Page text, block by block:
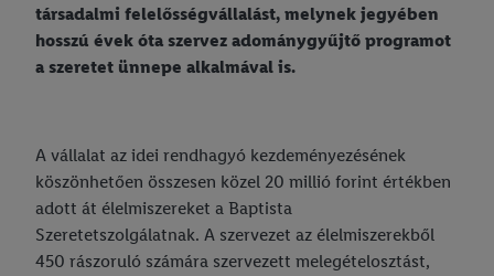
társadalmi felelősségvállalást, melynek jegyében
hosszú évek óta szervez adománygyűjtő programot
a szeretet ünnepe alkalmával is.
A vállalat az idei rendhagyó kezdeményezésének
köszönhetően összesen közel 20 millió forint értékben
adott át élelmiszereket a Baptista
Szeretetszolgálatnak. A szervezet az élelmiszerekből
450 rászoruló számára szervezett melegételosztást,